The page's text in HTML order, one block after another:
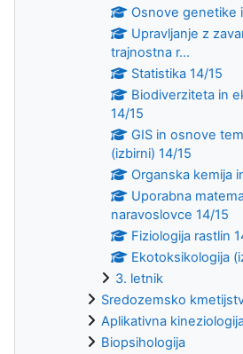
Osnove genetike
Upravljanje z
trajnostna r...
Statistika 14/15
Biodiverziteta in
14/15
GIS in osnove
(izbirni) 14/15
Organska kemija
Uporabna
naravoslovce 14/15
Fiziologija rastlin
Ekotoksikologija
3. letnik
Sredozemsko
Aplikativna
Biopsihologija